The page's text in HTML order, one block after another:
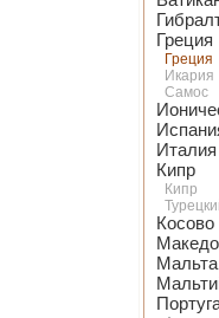
Греция
Греция
Икария
Самос
Италия
Кипр
Кипр
Косово
Мальта